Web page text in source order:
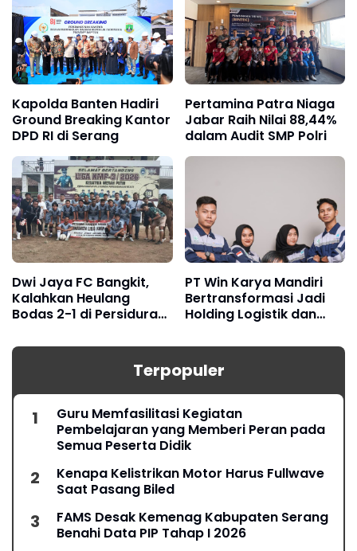
Kapolda Banten Hadiri
Ground Breaking Kantor
DPD RI di Serang
Pertamina Patra Niaga
Jabar Raih Nilai 88,44%
dalam Audit SMP Polri
Dwi Jaya FC Bangkit,
Kalahkan Heulang
Bodas 2-1 di Persidura
PT Win Karya Mandiri
Bertransformasi Jadi
Holding Logistik dan
Terpopuler
Guru Memfasilitasi Kegiatan
Pembelajaran yang Memberi Peran pada
Semua Peserta Didik
Kenapa Kelistrikan Motor Harus Fullwave
Saat Pasang Biled
FAMS Desak Kemenag Kabupaten Serang
Benahi Data PIP Tahap I 2026